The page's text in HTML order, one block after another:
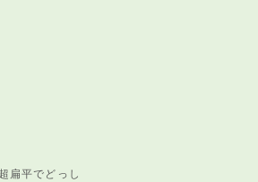
扁平でどっし